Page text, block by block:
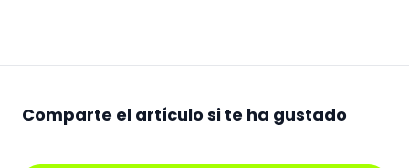
Comparte el artículo si te ha gustado